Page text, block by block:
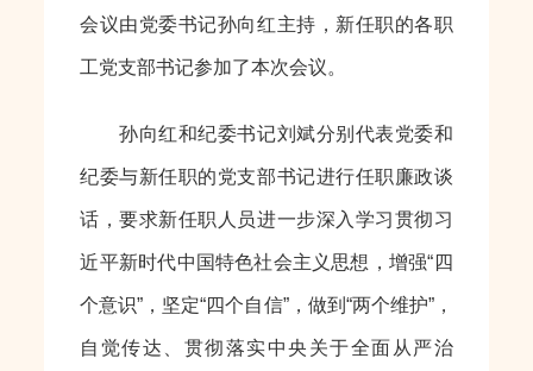
会议由党委书记孙向红主持，新任职的各职
工党支部书记参加了本次会议。
孙向红和纪委书记刘斌分别代表党委和
纪委与新任职的党支部书记进行任职廉政谈
话，要求新任职人员进一步深入学习贯彻习
近平新时代中国特色社会主义思想，增强“四
个意识”，坚定“四个自信”，做到“两个维护”，
自觉传达、贯彻落实中央关于全面从严治